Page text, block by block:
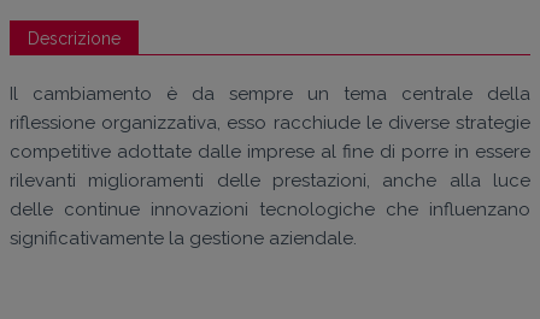
Descrizione
Il cambiamento è da sempre un tema centrale della
riflessione organizzativa, esso racchiude le diverse strategie
competitive adottate dalle imprese al fine di porre in essere
rilevanti miglioramenti delle prestazioni, anche alla luce
delle continue innovazioni tecnologiche che influenzano
significativamente la gestione aziendale.